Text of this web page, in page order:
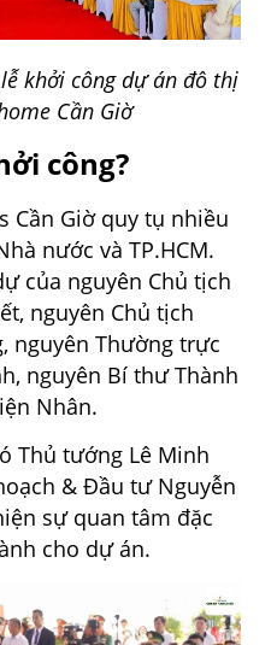
khởi công dự án đô thị
Cần Giờ
công?
Cần Giờ quy tụ nhiều
nước và TP.HCM.
của nguyên Chủ tịch
nguyên Chủ tịch
nguyên Thường trực
nguyên Bí thư Thành
Nhân.
Thủ tướng Lê Minh
& Đầu tư Nguyễn
sự quan tâm đặc
cho dự án.